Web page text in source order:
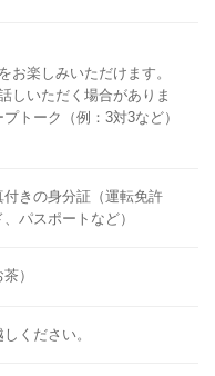
楽しみいただけます。
しいただく場合がありま
トーク（例：3対3など）
きの身分証（運転免許
パスポートなど）
）
ください。